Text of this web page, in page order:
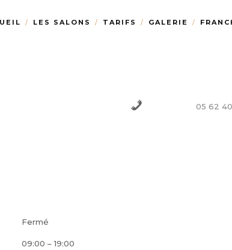
LES SALONS TARIFS GALERIE
05 62
Fermé
09:00 – 19:00